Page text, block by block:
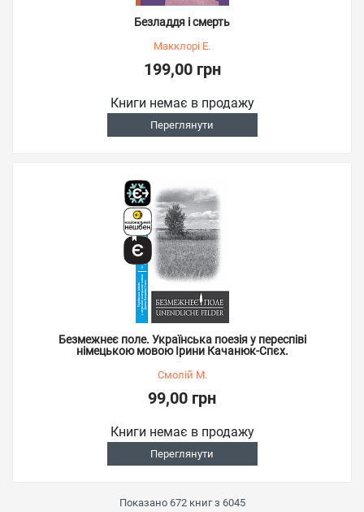
Безладдя і смерть
Макклорі Е.
199,00 грн
Книги немає в продажу
Переглянути
Безмежнеє поле. Українська поезія у переспіві
німецькою мовою Ірини Качанюк-Спєх.
Смолій М.
99,00 грн
Книги немає в продажу
Переглянути
Показано 672книг з 6045